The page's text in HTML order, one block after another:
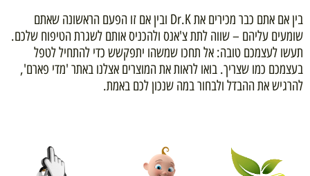
בין אם אתם כבר מכירים את Dr.K ובין אם זו הפעם הראשונה שאתם
שומעים עליהם – שווה לתת צ'אנס ולהכניס אותם לשגרת הטיפוח שלכם.
תעשו לעצמכם טובה: אל תחכו שמשהו יתפקשש כדי להתחיל לטפל
בעצמכם כמו שצריך. בואו לראות את המוצרים אצלנו באתר 'מדי פארם',
להרגיש את ההבדל ולבחור במה שנכון לכם באמת.